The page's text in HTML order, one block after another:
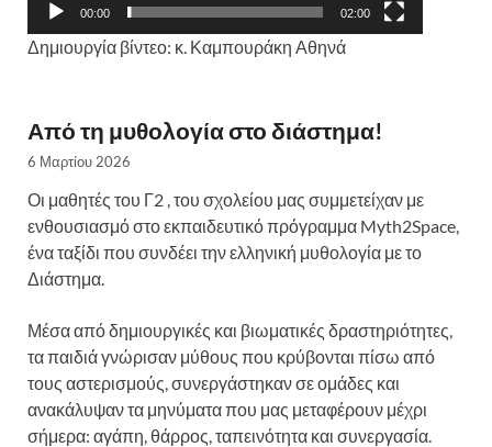
00:00 02:00
Δημιουργία βίντεο: κ. Καμπουράκη Αθηνά
Από τη μυθολογία στο διάστημα!
6 Μαρτίου 2026
Οι μαθητές του Γ2 , του σχολείου μας συμμετείχαν με
ενθουσιασμό στο εκπαιδευτικό πρόγραμμα Myth2Space,
ένα ταξίδι που συνδέει την ελληνική μυθολογία με το
Διάστημα.
Μέσα από δημιουργικές και βιωματικές δραστηριότητες,
τα παιδιά γνώρισαν μύθους που κρύβονται πίσω από
τους αστερισμούς, συνεργάστηκαν σε ομάδες και
ανακάλυψαν τα μηνύματα που μας μεταφέρουν μέχρι
σήμερα: αγάπη, θάρρος, ταπεινότητα και συνεργασία.